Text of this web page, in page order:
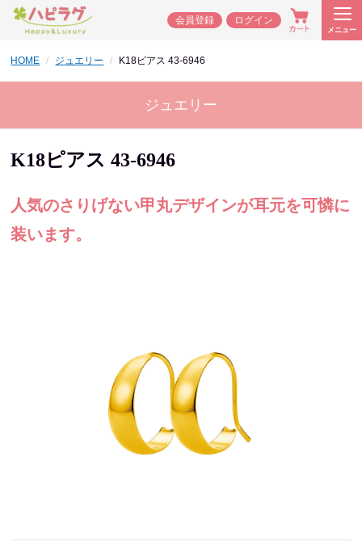
会員登録 ログイン
メニュー
HOME ジュエリー K18ピアス 43-6946
ジュエリー
K18ピアス 43-6946
人気のさりげない甲丸デザインが耳元を可憐に
装います。